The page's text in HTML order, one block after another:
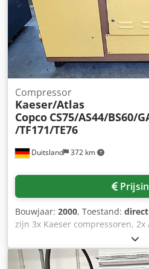
Duitsland 372 km
Compressor
Kaeser/Atlas
Copco CS75/AS44/BS60/
/TF171/TE76
Bouwjaar: 2000, Toestand:
zijn 3x Kaeser compressoren,
en 3x Kaeser koeldrogers
Kaeser CS 75, bouwjaar: 1992,
38265h. 2) Compressor Kaeser